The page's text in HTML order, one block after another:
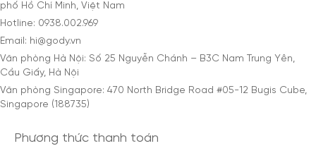
phố Hồ Chí Minh, Việt Nam
Hotline: 0938.002.969
Email: hi@gody.vn
Văn phòng Hà Nội: Số 25 Nguyễn Chánh – B3C Nam Trung Yên,
Cầu Giấy, Hà Nội
Văn phòng Singapore: 470 North Bridge Road #05-12 Bugis Cube,
Singapore (188735)
Phương thức thanh toán